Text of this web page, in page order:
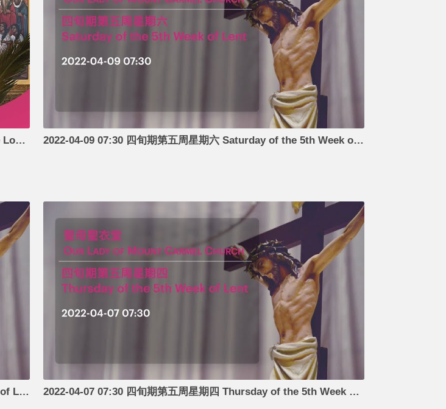
2022-04-10 10:00 基督苦難主日(聖枝主日) Palm Sunday of the Lord’s Passion 2022-04-09 07:30 四旬期第五周星期六 Saturday of the 5th Week of Lent
2022-04-08 07:30 四旬期第五周星期五 Friday of the 5th Week of Lent 2022-04-07 07:30 四旬期第五周星期四 Thursday of the 5th Week of Lent